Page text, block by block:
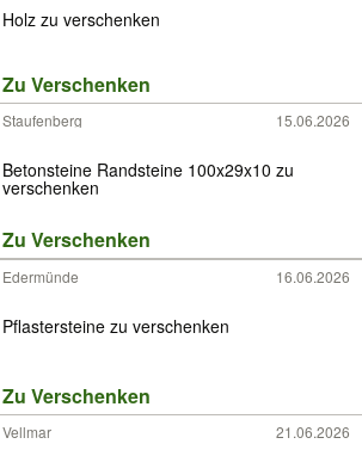
Holz zu verschenken
Zu Verschenken
Staufenberg 15.06.2026
Betonsteine Randsteine 100x29x10 zu
verschenken
Zu Verschenken
Edermünde 16.06.2026
Pflastersteine zu verschenken
Zu Verschenken
Vellmar 21.06.2026